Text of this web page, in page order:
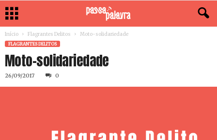
Início Flagrantes Delitos Moto-solidariedade
FLAGRANTES DELITOS
Moto-solidariedade
26/09/2017 0